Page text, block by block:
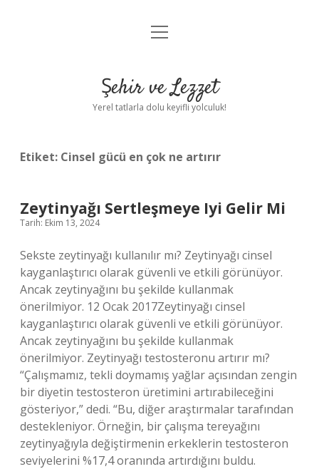
Anasayfa
Yasal Uyarı
menüyü
Şehir ve Lezzet
Yerel tatlarla dolu keyifli yolculuk!
Etiket: Cinsel gücü en çok ne artırır
Zeytinyağı Sertleşmeye Iyi Gelir Mi
Tarih: Ekim 13, 2024
Sekste zeytinyağı kullanılır mı? Zeytinyağı cinsel
kayganlaştırıcı olarak güvenli ve etkili görünüyor.
Ancak zeytinyağını bu şekilde kullanmak
önerilmiyor. 12 Ocak 2017Zeytinyağı cinsel
kayganlaştırıcı olarak güvenli ve etkili görünüyor.
Ancak zeytinyağını bu şekilde kullanmak
önerilmiyor. Zeytinyağı testosteronu artırır mı?
“Çalışmamız, tekli doymamış yağlar açısından zengin
bir diyetin testosteron üretimini artırabileceğini
gösteriyor,” dedi. “Bu, diğer araştırmalar tarafından
destekleniyor. Örneğin, bir çalışma tereyağını
zeytinyağıyla değiştirmenin erkeklerin testosteron
seviyelerini %17,4 oranında artırdığını buldu.